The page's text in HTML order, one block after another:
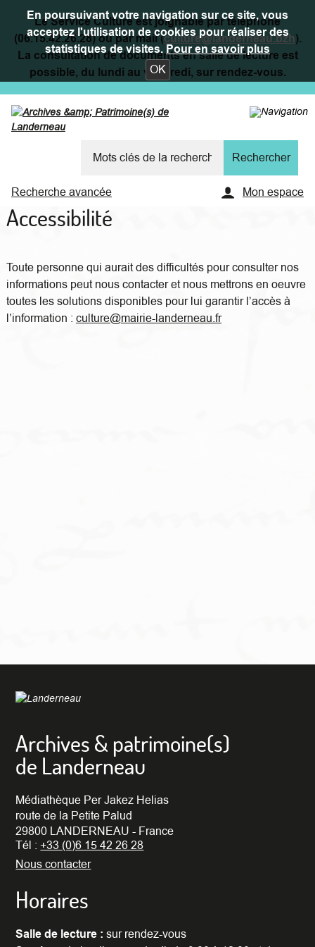
En poursuivant votre navigation sur ce site, vous
acceptez l'utilisation de cookies pour réaliser des
statistiques de visites.Pour en savoir plus
OK
Le Service Culture est joignable par téléphone
(06.15.42.26.28) ou par mail (culture@landerneau.bzh).
La consultation de documents en salle de lecture est
possible, du lundi au vendredi, sur rendez-vous.
Recherche avancée Mon espace
Accessibilité
Toute personne qui aurait des difficultés pour consulter nos
informations peut nous contacter et nous mettrons en oeuvre
toutes les solutions disponibles pour lui garantir l’accès à
l’information : culture@mairie-landerneau.fr
Archives & patrimoine(s)
de Landerneau
Médiathèque Per Jakez Helias
route de la Petite Palud
29800 LANDERNEAU - France
Tél :+33 (0)6 15 42 26 28
Nous contacter
Horaires
Salle de lecture : sur rendez-vous